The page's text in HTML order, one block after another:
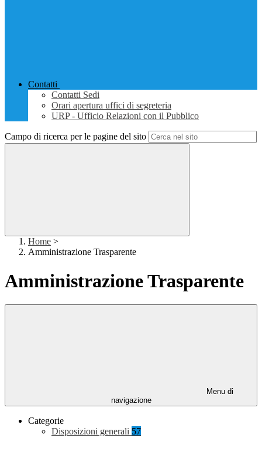
Contatti
Contatti Sedi
Orari apertura uffici di segreteria
URP - Ufficio Relazioni con il Pubblico
Campo di ricerca per le pagine del sito
Home >
Amministrazione Trasparente
Amministrazione Trasparente
Menu di
navigazione
Categorie
Disposizioni generali 57